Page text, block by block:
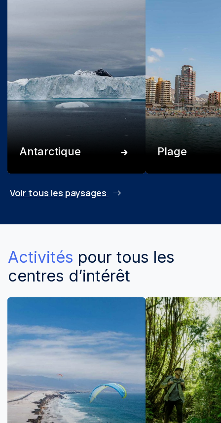
Antarctique Plage
Voir tous les paysages
Activités pour tous les
centres d’intérêt